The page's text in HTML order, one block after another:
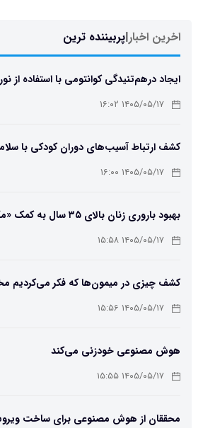
اخرین اخبار|پربیننده ترین
ایجاد درهم‌تنیدگی کوانتومی با استفاده از
۱۴۰۵/۰۵/۱۷ ۱۶:۰۲
کشف ارتباط آسیب‌های دوران کودکی با
۱۴۰۵/۰۵/۱۷ ۱۶:۰۰
بهبود باروری زنان بالای ۳۵
باکتریایی»
۱۴۰۵/۰۵/۱۷ ۱۵:۵۸
کشف چیزی در میمون‌ها که فکر می‌کردیم
۱۴۰۵/۰۵/۱۷ ۱۵:۵۶
هوش مصنوعی خودزنی می‌کند
۱۴۰۵/۰۵/۱۷ ۱۵:۵۵
محققان از هوش مصنوعی برای ساخت